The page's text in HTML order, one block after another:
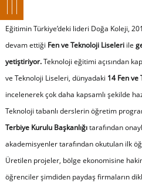
Eğitimin Türkiye’deki lideri Doğa Koleji,
devam ettiği Fen ve Teknoloji Liseleriile
yetiştiriyor.Teknoloji eğitimi açısından
ve Teknoloji Liseleri, dünyadaki 14 Fen ve
incelenerek çok daha kapsamlı şekilde
Teknoloji tabanlı derslerin öğretim
Terbiye Kurulu Başkanlığıtarafından
akademisyenler tarafından okutulan ilk
Üretilen projeler, bölge ekonomisine
öğrenciler şimdiden paydaş firmaların